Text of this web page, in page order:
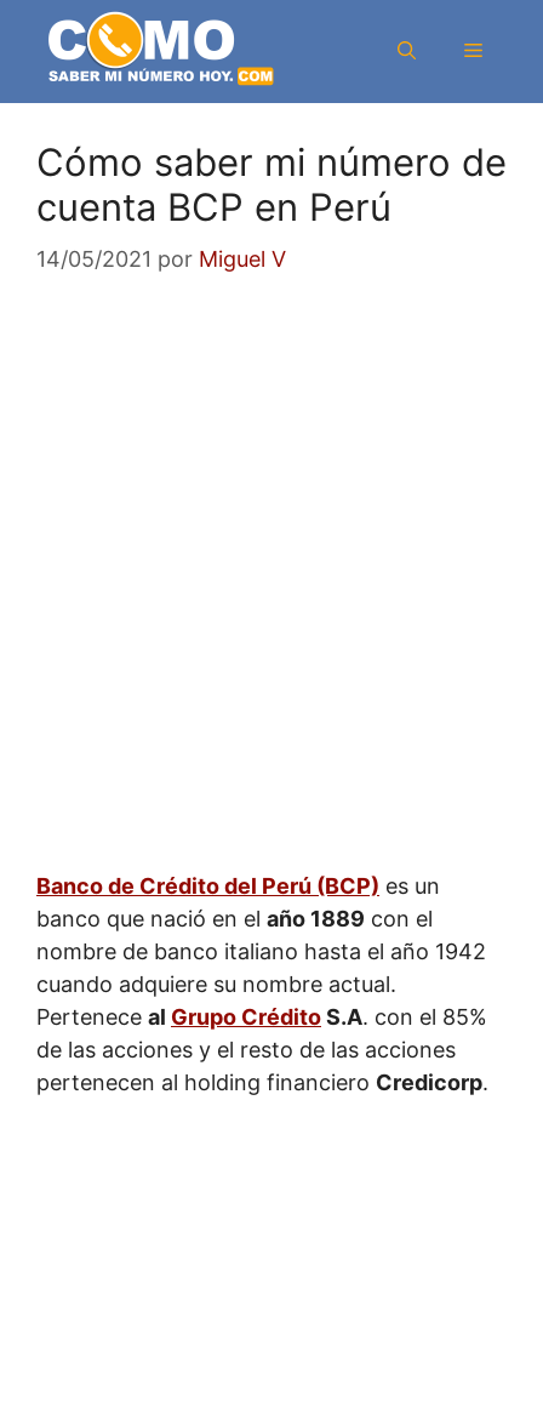
contenido
Menú
Cómo saber mi número de
cuenta BCP en Perú
14/05/2021 por Miguel V
Banco de Crédito del Perú (BCP) es un
banco que nació en el año 1889 con el
nombre de banco italiano hasta el año 1942
cuando adquiere su nombre actual.
Pertenece al Grupo CréditoS.A. con el 85%
de las acciones y el resto de las acciones
pertenecen al holding financiero Credicorp.